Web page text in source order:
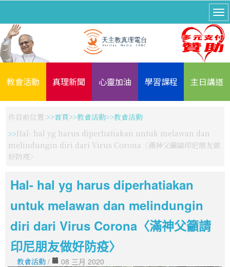
教會活動 真理新聞 心靈加油 學習課程 主日講道
你目前位置: 首頁 教會活動
教會活動
Hal- hal yg harus diperhatiakan untuk melawan dan
melindungin diri dari Virus Corona〈滿神父籲請印尼朋友做
好防疫〉
Hal- hal yg harus diperhatiakan
untuk melawan dan melindungin
diri dari Virus Corona〈滿神父籲請
印尼朋友做好防疫〉
教會活動 / 08 三月 2020